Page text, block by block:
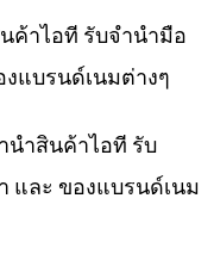
ค้าไอที รับจำนำมือ
แบรนด์เนมต่างๆ
นำสินค้าไอที รับ
และ ของแบรนด์เนม